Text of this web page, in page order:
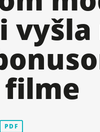
vyšla
PDF